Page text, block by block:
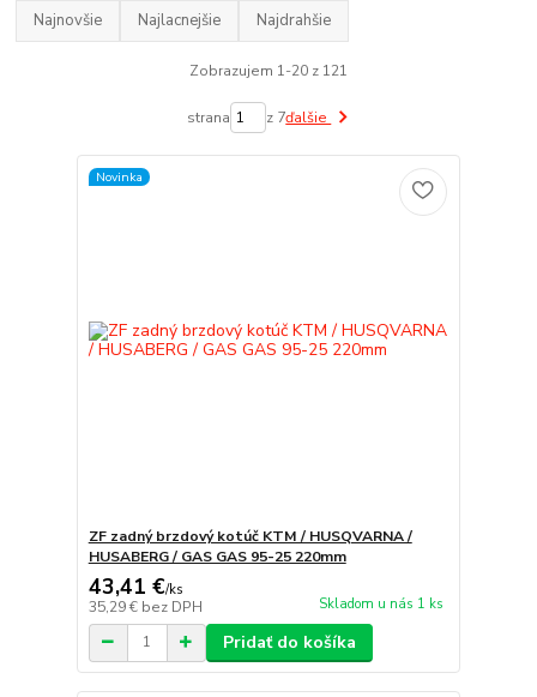
Najnovšie Najlacnejšie Najdrahšie
Zobrazujem 1-20 z 121
strana z 7ďalšie
Novinka
ZF zadný brzdový kotúč KTM / HUSQVARNA /
HUSABERG / GAS GAS 95-25 220mm
43,41 €/ks
35,29 € bez DPH Skladom u nás 1 ks
Pridať do košíka